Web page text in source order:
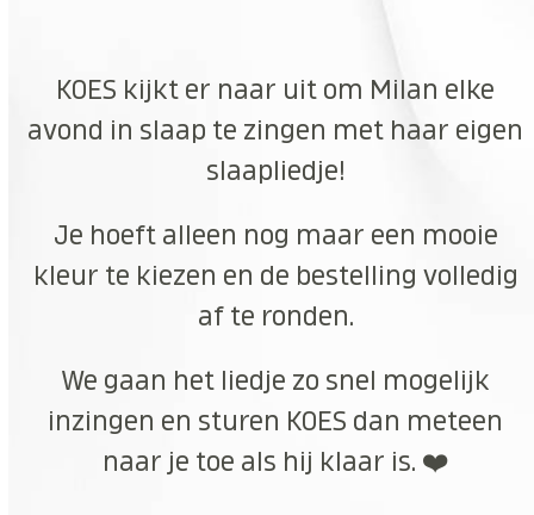
KOES kijkt er naar uit om Milan elke
avond in slaap te zingen met haar eigen
slaapliedje!
Je hoeft alleen nog maar een mooie
kleur te kiezen en de bestelling volledig
af te ronden.
We gaan het liedje zo snel mogelijk
inzingen en sturen KOES dan meteen
naar je toe als hij klaar is. ❤️